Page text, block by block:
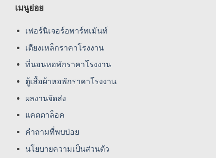
เมนูย่อย
เฟอร์นิเจอร์อพาร์ทเม้นท์
เตียงเหล็กราคาโรงงาน
ที่นอนหอพักราคาโรงงาน
ตู้เสื้อผ้าหอพักราคาโรงงาน
ผลงานจัดส่ง
แคตตาล็อค
คําถามที่พบบ่อย
นโยบายความเป็นส่วนตัว